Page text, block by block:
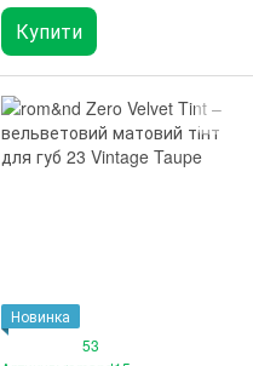
Купити
Новинка
53